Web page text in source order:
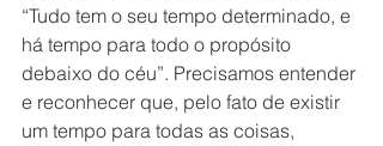
“Tudo tem o seu tempo determinado, e
há tempo para todo o propósito
debaixo do céu”. Precisamos entender
e reconhecer que, pelo fato de existir
um tempo para todas as coisas,